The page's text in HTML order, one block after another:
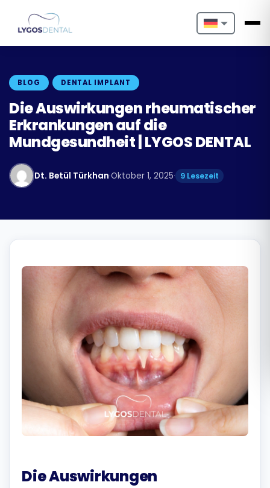
Nederlands
Français
Español
Italiano
Български
Română
Русский
BLOG DENTAL IMPLANT
Die Auswirkungen rheumatischer
Erkrankungen auf die
Mundgesundheit | LYGOS DENTAL
Dt. Betül Türkhan·Oktober 1, 2025· 9 Lesezeit
Die Auswirkungen